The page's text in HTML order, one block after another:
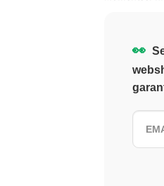
👀